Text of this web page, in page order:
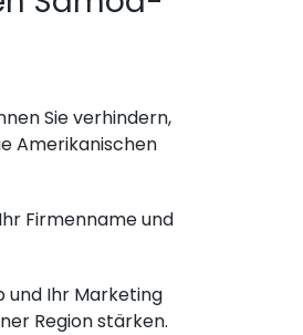
Sie verhindern,
Amerikanischen
Firmenname und
und Ihr Marketing
Region stärken.